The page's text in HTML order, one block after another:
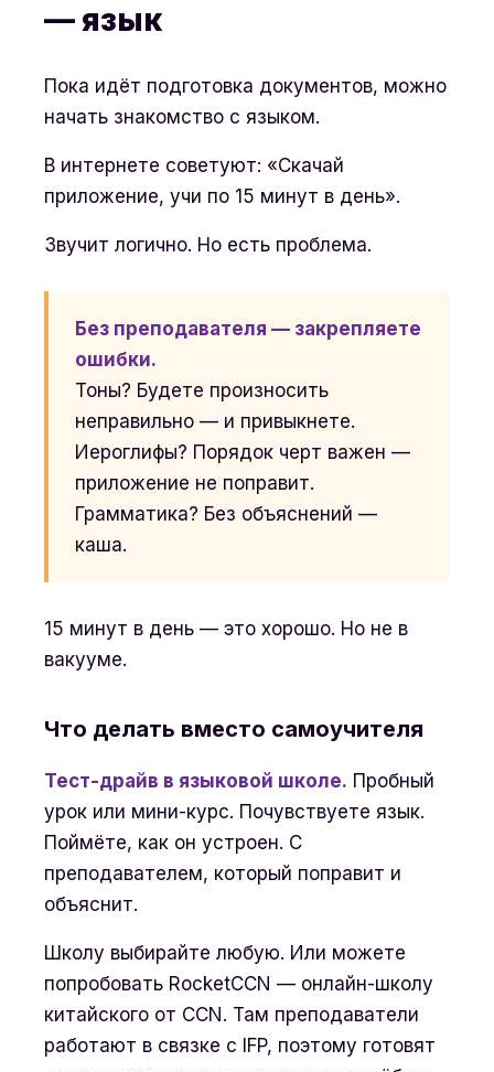
— язык
Пока идёт подготовка документов, можно
начать знакомство с языком.
В интернете советуют: «Скачай
приложение, учи по 15 минут в день».
Звучит логично. Но есть проблема.
Без преподавателя — закрепляете
ошибки.
Тоны? Будете произносить
неправильно — и привыкнете.
Иероглифы? Порядок черт важен —
приложение не поправит.
Грамматика? Без объяснений —
каша.
15 минут в день — это хорошо. Но не в
вакууме.
Что делать вместо самоучителя
Тест-драйв в языковой школе. Пробный
урок или мини-курс. Почувствуете язык.
Поймёте, как он устроен. С
преподавателем, который поправит и
объяснит.
Школу выбирайте любую. Или можете
попробовать RocketCCN — онлайн-школу
китайского от CCN. Там преподаватели
работают в связке с IFP, поэтому готовят